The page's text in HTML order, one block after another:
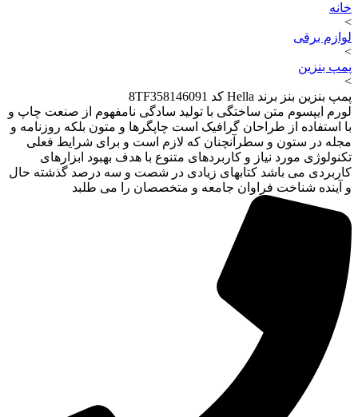
خانه
>
لوازم برقی
>
پمپ بنزین
>
پمپ بنزین بنز برند Hella کد 8TF358146091
لورم ایپسوم متن ساختگی با تولید سادگی نامفهوم از صنعت چاپ و
با استفاده از طراحان گرافیک است چاپگرها و متون بلکه روزنامه و
مجله در ستون و سطرآنچنان که لازم است و برای شرایط فعلی
تکنولوژی مورد نیاز و کاربردهای متنوع با هدف بهبود ابزارهای
کاربردی می باشد کتابهای زیادی در شصت و سه درصد گذشته حال
و آینده شناخت فراوان جامعه و متخصصان را می طلبد